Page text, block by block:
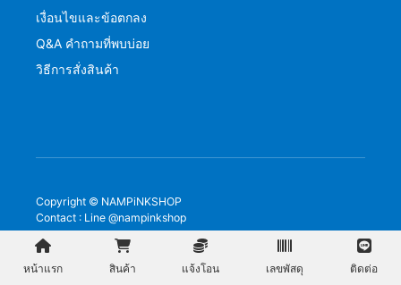
เงื่อนไขและข้อตกลง
Q&A คำถามที่พบบ่อย
วิธีการสั่งสินค้า
Copyright © NAMPiNKSHOP
Contact : Line @nampinkshop
หน้าแรก สินค้า แจ้งโอน เลขพัสดุ ติดต่อ
เว็บไซต์นี้ใช้คุกกี้ ยอมรับ ปฏิเสธ